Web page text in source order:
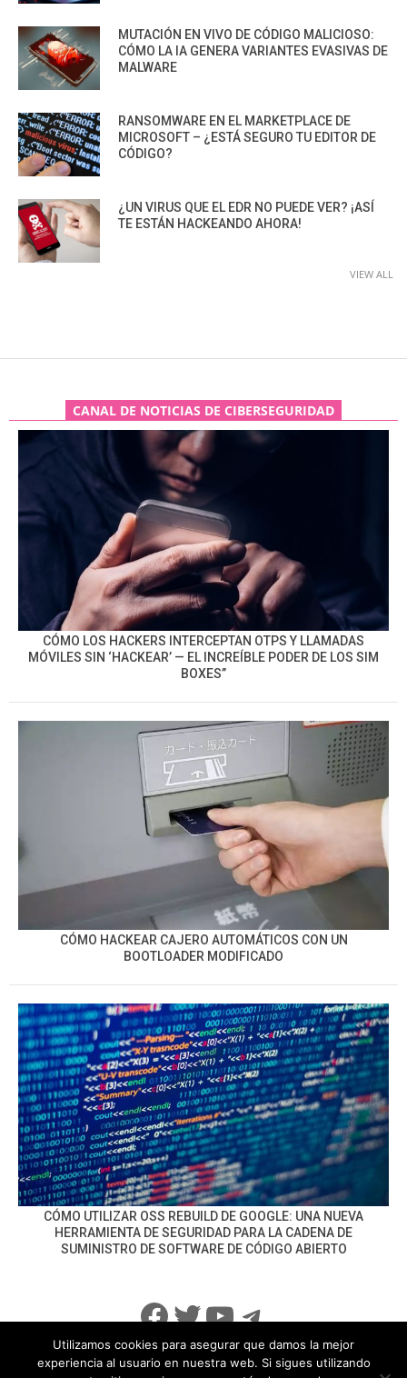
MUTACIÓN EN VIVO DE CÓDIGO MALICIOSO:
CÓMO LA IA GENERA VARIANTES EVASIVAS DE
MALWARE
RANSOMWARE EN EL MARKETPLACE DE
MICROSOFT – ¿ESTÁ SEGURO TU EDITOR DE
CÓDIGO?
¿UN VIRUS QUE EL EDR NO PUEDE VER? ¡ASÍ
TE ESTÁN HACKEANDO AHORA!
VIEW ALL
CANAL DE NOTICIAS DE CIBERSEGURIDAD
CÓMO LOS HACKERS INTERCEPTAN OTPS Y LLAMADAS
MÓVILES SIN ‘HACKEAR’ — EL INCREÍBLE PODER DE LOS SIM
BOXES”
CÓMO HACKEAR CAJERO AUTOMÁTICOS CON UN
BOOTLOADER MODIFICADO
CÓMO UTILIZAR OSS REBUILD DE GOOGLE: UNA NUEVA
HERRAMIENTA DE SEGURIDAD PARA LA CADENA DE
SUMINISTRO DE SOFTWARE DE CÓDIGO ABIERTO
Facebook
Twitter
YouTube
Telegram
Utilizamos cookies para asegurar que damos la mejor
experiencia al usuario en nuestra web. Si sigues utilizando